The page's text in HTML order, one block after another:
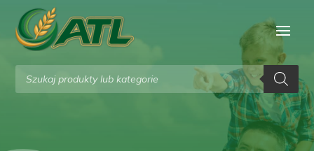
Wyszukiwarka
produktów